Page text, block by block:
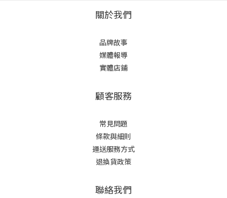
關於我們
品牌故事
媒體報導
實體店鋪
顧客服務
常見問題
條款與細則
運送服務方式
退換貨政策
聯絡我們